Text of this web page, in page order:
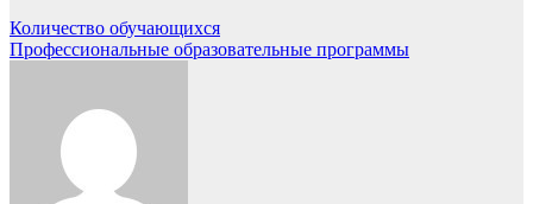
Количество обучающихся
Профессиональные образовательные программы